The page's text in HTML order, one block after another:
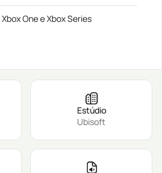
Xbox One e Xbox Series
Estúdio
Ubisoft